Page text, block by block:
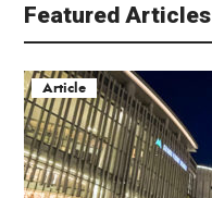
Featured Articles
Article